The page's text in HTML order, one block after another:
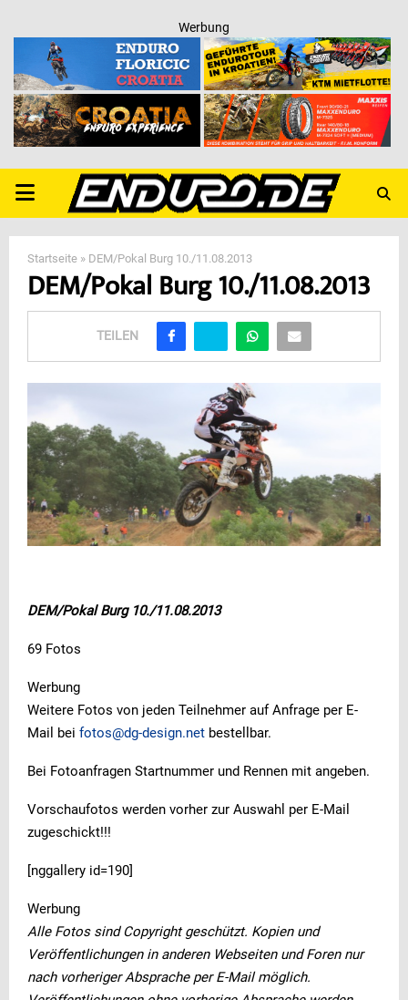
Werbung
PRIMARY
MENU
Startseite » DEM/Pokal Burg 10./11.08.2013
DEM/Pokal Burg 10./11.08.2013
TEILEN
DEM/Pokal Burg 10./11.08.2013
69 Fotos
Werbung
Weitere Fotos von jeden Teilnehmer auf Anfrage per E-
Mail bei fotos@dg-design.net bestellbar.
Bei Fotoanfragen Startnummer und Rennen mit angeben.
Vorschaufotos werden vorher zur Auswahl per E-Mail
zugeschickt!!!
[nggallery id=190]
Werbung
Alle Fotos sind Copyright geschützt. Kopien und
Veröffentlichungen in anderen Webseiten und Foren nur
nach vorheriger Absprache per E-Mail möglich.